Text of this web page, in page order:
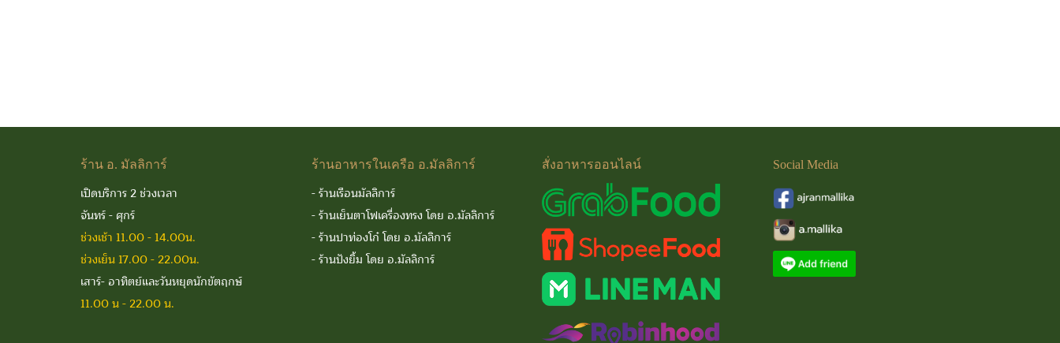
ร้าน อ. มัลลิการ์
เปิดบริการ 2 ช่วงเวลา
จันทร์ - ศุกร์
ช่วงเช้า 11.00 - 14.00น.
ช่วงเย็น 17.00 - 22.00น.
เสาร์- อาทิตย์และวันหยุดนักขัตฤกษ์
11.00 น - 22.00 น.
ร้านอาหารในเครือ อ.มัลลิการ์
-ร้านเรือนมัลลิการ์
-ร้านเย็นตาโฟเครื่องทรง โดย อ.มัลลิการ์
-ร้านปาท่องโก๋ โดย อ.มัลลิการ์
-ร้านปังยิ้ม โดย อ.มัลลิการ์
สั่งอาหารออนไลน์ Social Media